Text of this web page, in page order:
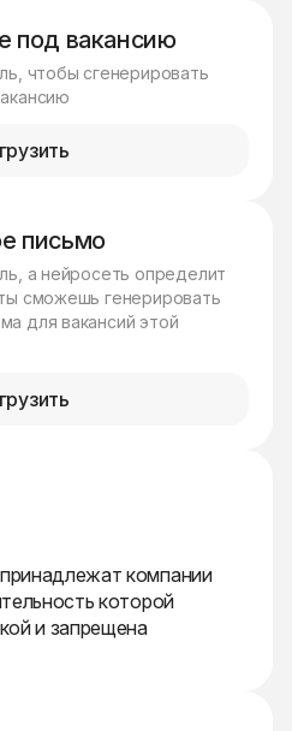
под вакансию
чтобы сгенерировать
письмо
а нейросеть определит
сможешь генерировать
для вакансий этой
компании
которой
и запрещена